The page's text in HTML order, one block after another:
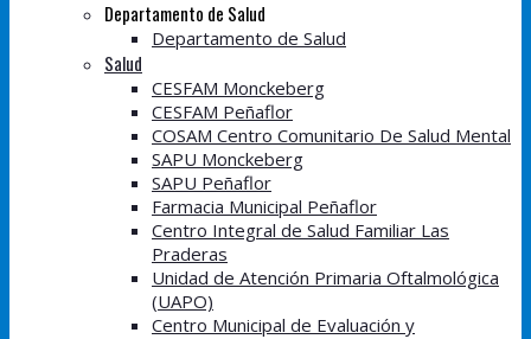
Departamento de Salud
Departamento de Salud
Salud
CESFAM Monckeberg
CESFAM Peñaflor
COSAM Centro Comunitario De Salud Mental
SAPU Monckeberg
SAPU Peñaflor
Farmacia Municipal Peñaflor
Centro Integral de Salud Familiar Las
Praderas
Unidad de Atención Primaria Oftalmológica
(UAPO)
Centro Municipal de Evaluación y